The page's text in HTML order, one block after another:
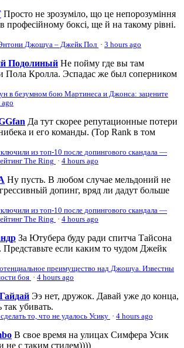
Просто не зрозуміло, що це непорозуміння
професійному боксі, ще й на такому рівні.
Джошуа – Джейк Пол · 3 hours ago
Подолиный Не пойму где вы там
Пола Кролла. Эспадас же был соперником
в безумном бою Мартинеса и Джонса: зацените
ago
Да тут скорее репутационные потери
и его команды. (Top Rank в том
из топ-10 после допингового скандала —
The Ring · 4 hours ago
Ну пусть. В любом случае мельдоний не
допинг, вряд ли дадут больше
из топ-10 после допингового скандала —
The Ring · 4 hours ago
За Ютубера буду ради спитча Тайсона
если каким то чудом Джейк
преимущество над Джошуа. Известны
боя · 4 hours ago
Ээ нет, дружок. Давай уже до конца,
так убивать.
то, что не удалось Усику · 4 hours ago
В свое время на улицах Симфера Усик
не с таким стилем))))